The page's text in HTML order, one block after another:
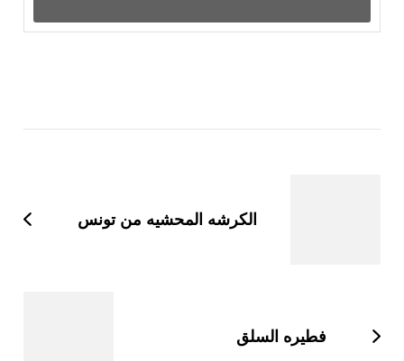
الكرشه المحشيه من تونس
فطيره السلق